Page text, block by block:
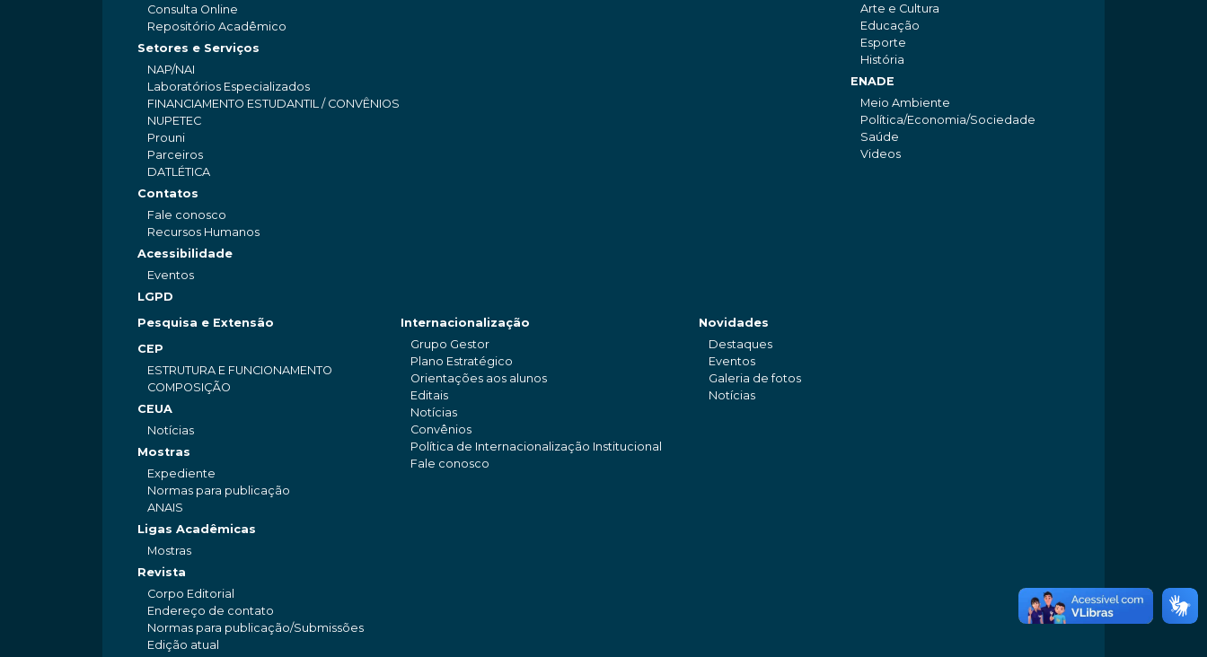
Consulta Online
Repositório Acadêmico
Setores e Serviços
NAP/NAI
Laboratórios Especializados
FINANCIAMENTO ESTUDANTIL / CONVÊNIOS
NUPETEC
Prouni
Parceiros
DATLÉTICA
Contatos
Fale conosco
Recursos Humanos
Acessibilidade
Eventos
LGPD
Arte e Cultura
Educação
Esporte
História
ENADE
Meio Ambiente
Política/Economia/Sociedade
Saúde
Videos
Pesquisa e Extensão
CEP
ESTRUTURA E FUNCIONAMENTO
COMPOSIÇÃO
CEUA
Notícias
Mostras
Expediente
Normas para publicação
ANAIS
Ligas Acadêmicas
Mostras
Revista
Corpo Editorial
Endereço de contato
Normas para publicação/Submissões
Edição atual
Internacionalização
Grupo Gestor
Plano Estratégico
Orientações aos alunos
Editais
Notícias
Convênios
Política de Internacionalização Institucional
Fale conosco
Novidades
Destaques
Eventos
Galeria de fotos
Notícias